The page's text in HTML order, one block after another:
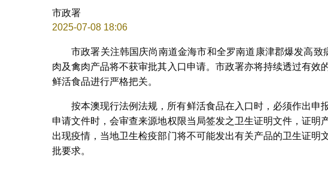
市政署
2025-07-08 18:06
市政署关注韩国庆尚南道金海市和全罗南道康津郡爆发高
肉及禽肉产品将不获审批其入口申请。市政署亦将持续透过有效
鲜活食品进行严格把关。
按本澳现行法例法规，所有鲜活食品在入口时，必须作出申
申请文件时，会审查来源地权限当局签发之卫生证明文件，证明
出现疫情，当地卫生检疫部门将不可能发出有关产品的卫生证明
批要求。